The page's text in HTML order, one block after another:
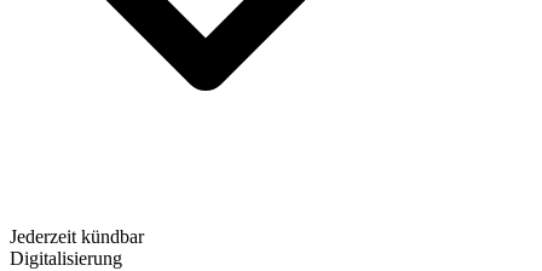
Jederzeit kündbar
Digitalisierung